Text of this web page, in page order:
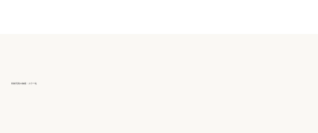
戦前写真の修復・カラー化